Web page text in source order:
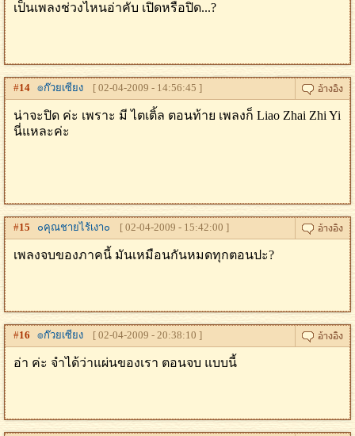
เป็นเพลงช่วงไหนอ่าคับ เปิดหรือปิด...?
#14 ๏ก๊วยเซียง [ 02-04-2009 - 14:56:45 ]
น่าจะปิด ค่ะ เพราะ มี ไตเติ้ล ตอนท้าย เพลงก็ Liao Zhai Zhi Yi
นี่แหละค่ะ
#15 ๐คุณชายไร้เงา๐ [ 02-04-2009 - 15:42:00 ]
เพลงจบของภาคนี้ มันเหมือนกันหมดทุกตอนปะ?
#16 ๏ก๊วยเซียง [ 02-04-2009 - 20:38:10 ]
อ่า ค่ะ จำได้ว่าแผ่นของเรา ตอนจบ แบบนี้